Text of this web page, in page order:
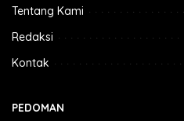
Tentang Kami
Redaksi
Kontak
PEDOMAN